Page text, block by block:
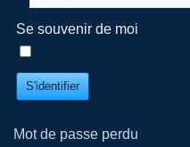
Se souvenir de moi
S'identifier
Mot de passe perdu